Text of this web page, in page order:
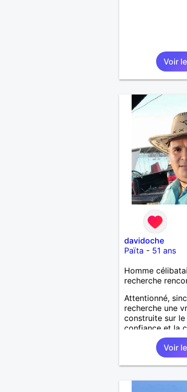
Voir
davidoche
Païta - 51 ans
Homme
recherche
Attentionné,
recherche une
construite sur
confiance et la
J’aime les
vie : la nature,
moments
personnes au
Voir